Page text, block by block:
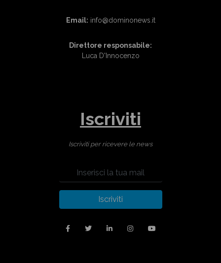
Email: info@dominonews.it
Direttore responsabile:
Luca D'Innocenzo
Iscriviti
Iscriviti per ricevere le news
Iscriviti